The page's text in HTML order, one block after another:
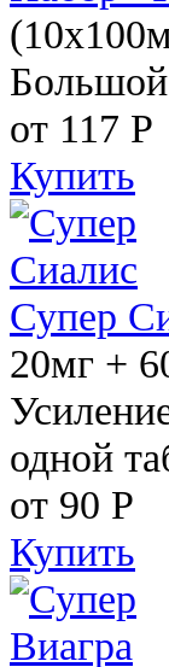
Большой
от 117 Р
Купить
Супер
20мг +
одной
от 90 Р
Купить